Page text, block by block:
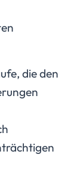
die den